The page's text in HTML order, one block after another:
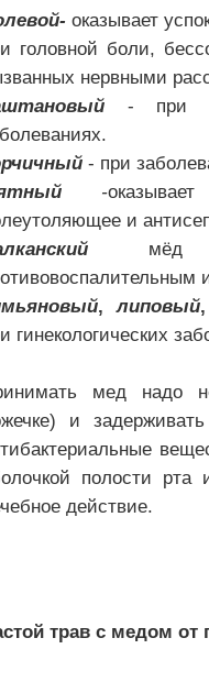
оказывает
головной боли,
нервными
- при
- при
-
и
мёд
,липовый
гинекологических
мед надо
и
полости
действие.
трав с медом от